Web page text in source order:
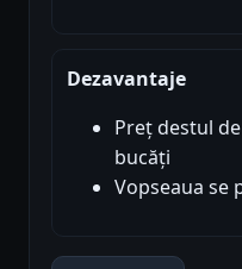
Dezavantaje
Preț destul
bucăți
Vopseaua se